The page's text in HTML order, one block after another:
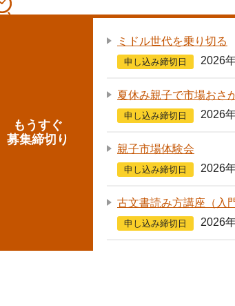
もうすぐ
募集締切り
ミドル世代を乗り切る
申し込み締切日 2026
夏休み親子で市場おさ
申し込み締切日 2026
親子市場体験会
申し込み締切日 2026
古文書読み方講座（入
申し込み締切日 2026